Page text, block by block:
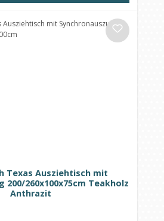
Texas Ausziehtisch mit
200/260x100x75cm Teakholz
Anthrazit